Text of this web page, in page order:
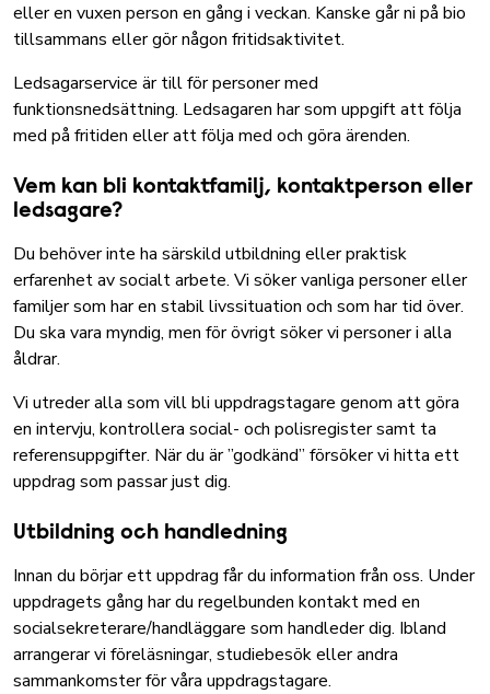
eller en vuxen person en gång i veckan. Kanske går ni på bio
tillsammans eller gör någon fritidsaktivitet.
Ledsagarservice är till för personer med
funktionsnedsättning. Ledsagaren har som uppgift att följa
med på fritiden eller att följa med och göra ärenden.
Vem kan bli kontaktfamilj, kontaktperson eller
ledsagare?
Du behöver inte ha särskild utbildning eller praktisk
erfarenhet av socialt arbete. Vi söker vanliga personer eller
familjer som har en stabil livssituation och som har tid över.
Du ska vara myndig, men för övrigt söker vi personer i alla
åldrar.
Vi utreder alla som vill bli uppdragstagare genom att göra
en intervju, kontrollera social- och polisregister samt ta
referensuppgifter. När du är ”godkänd” försöker vi hitta ett
uppdrag som passar just dig.
Utbildning och handledning
Innan du börjar ett uppdrag får du information från oss. Under
uppdragets gång har du regelbunden kontakt med en
socialsekreterare/handläggare som handleder dig. Ibland
arrangerar vi föreläsningar, studiebesök eller andra
sammankomster för våra uppdragstagare.